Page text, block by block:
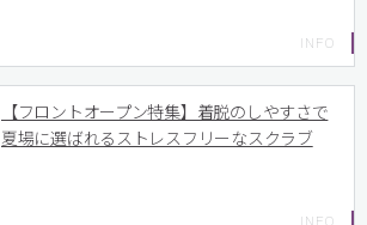
【フロントオープン特集】着脱のしやすさで
夏場に選ばれるストレスフリーなスクラブ